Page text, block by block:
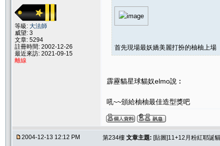
等級: 大法師
威望: 3
文章: 5294
註冊時間: 2002-12-26
最近來訪: 2021-09-15
離線
首先現場最妖嬌美麗打扮的柚柚上場
霹靂貓星球貓奴elmo說︰
吼~~頒給柚柚最佳造型獎吧
2004-12-13 12:12 PM 第234樓 文章主題: [貼圖]11+12月粉紅耶誕